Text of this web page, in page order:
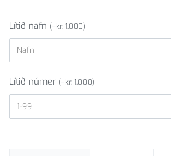
Lítið nafn (+kr.1.000)
Lítið númer (+kr.1.000)